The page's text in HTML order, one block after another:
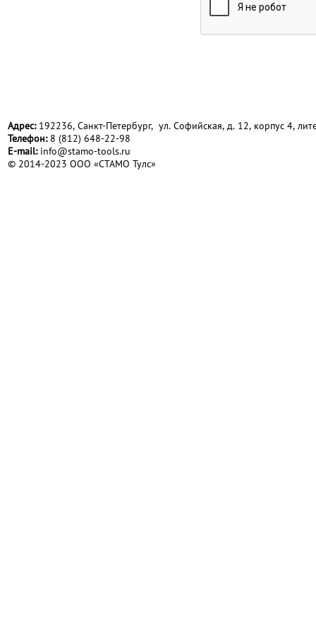
Адрес:192236, Санкт-Петербург, ул. Софийская, д. 12, корпус 4,
Телефон:8 (812) 648-22-98
Е-mail: info@stamo-tools.ru
© 2014-2023 ООО «СТАМО Тулс»